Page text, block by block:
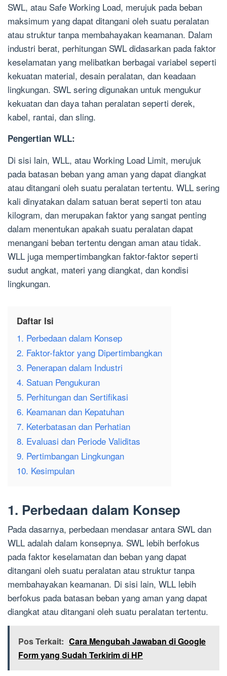
SWL, atau Safe Working Load, merujuk pada beban
maksimum yang dapat ditangani oleh suatu peralatan
atau struktur tanpa membahayakan keamanan. Dalam
industri berat, perhitungan SWL didasarkan pada faktor
keselamatan yang melibatkan berbagai variabel seperti
kekuatan material, desain peralatan, dan keadaan
lingkungan. SWL sering digunakan untuk mengukur
kekuatan dan daya tahan peralatan seperti derek,
kabel, rantai, dan sling.
Pengertian WLL:
Di sisi lain, WLL, atau Working Load Limit, merujuk
pada batasan beban yang aman yang dapat diangkat
atau ditangani oleh suatu peralatan tertentu. WLL sering
kali dinyatakan dalam satuan berat seperti ton atau
kilogram, dan merupakan faktor yang sangat penting
dalam menentukan apakah suatu peralatan dapat
menangani beban tertentu dengan aman atau tidak.
WLL juga mempertimbangkan faktor-faktor seperti
sudut angkat, materi yang diangkat, dan kondisi
lingkungan.
Daftar Isi
1. Perbedaan dalam Konsep
2. Faktor-faktor yang Dipertimbangkan
3. Penerapan dalam Industri
4. Satuan Pengukuran
5. Perhitungan dan Sertifikasi
6. Keamanan dan Kepatuhan
7. Keterbatasan dan Perhatian
8. Evaluasi dan Periode Validitas
9. Pertimbangan Lingkungan
10. Kesimpulan
1. Perbedaan dalam Konsep
Pada dasarnya, perbedaan mendasar antara SWL dan
WLL adalah dalam konsepnya. SWL lebih berfokus
pada faktor keselamatan dan beban yang dapat
ditangani oleh suatu peralatan atau struktur tanpa
membahayakan keamanan. Di sisi lain, WLL lebih
berfokus pada batasan beban yang aman yang dapat
diangkat atau ditangani oleh suatu peralatan tertentu.
Pos Terkait: Cara Mengubah Jawaban di Google
Form yang Sudah Terkirim di HP